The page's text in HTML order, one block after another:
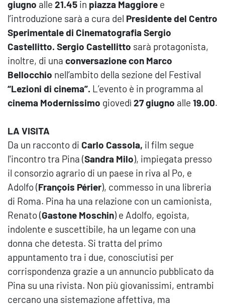
giugno alle 21.45 in piazza Maggiore e
l’introduzione sarà a cura del Presidente del Centro
Sperimentale di Cinematografia Sergio
Castellitto. Sergio Castellitto sarà protagonista,
inoltre, di una conversazione con Marco
Bellocchio nell’ambito della sezione del Festival
“Lezioni di cinema”. L’evento è in programma al
cinema Modernissimo giovedì 27 giugno alle 19.00.
LA VISITA
Da un racconto di Carlo Cassola, il film segue
l'incontro tra Pina (Sandra Milo), impiegata presso
il consorzio agrario di un paese in riva al Po, e
Adolfo (François Périer), commesso in una libreria
di Roma. Pina ha una relazione con un camionista,
Renato (Gastone Moschin) e Adolfo, egoista,
indolente e suscettibile, ha un legame con una
donna che detesta. Si tratta del primo
appuntamento tra i due, conosciutisi per
corrispondenza grazie a un annuncio pubblicato da
Pina su una rivista. Non più giovanissimi, entrambi
cercano una sistemazione affettiva, ma